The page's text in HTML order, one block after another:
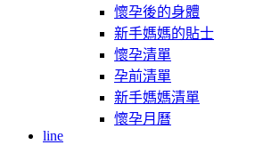
懷孕後的身體
新手媽媽的貼士
懷孕清單
孕前清單
新手媽媽清單
懷孕月曆
line